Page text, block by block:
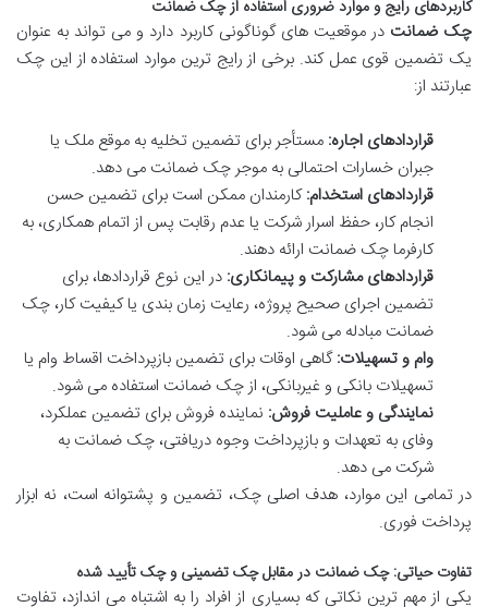
کاربردهای رایج و موارد ضروری استفاده از چک ضمانت
چک ضمانت در موقعیت های گوناگونی کاربرد دارد و می تواند به عنوان
یک تضمین قوی عمل کند. برخی از رایج ترین موارد استفاده از این چک
عبارتند از:
قراردادهای اجاره: مستأجر برای تضمین تخلیه به موقع ملک یا
جبران خسارات احتمالی به موجر چک ضمانت می دهد.
قراردادهای استخدام:کارمندان ممکن است برای تضمین حسن
انجام کار، حفظ اسرار شرکت یا عدم رقابت پس از اتمام همکاری، به
کارفرما چک ضمانت ارائه دهند.
قراردادهای مشارکت و پیمانکاری: در این نوع قراردادها، برای
تضمین اجرای صحیح پروژه، رعایت زمان بندی یا کیفیت کار، چک
ضمانت مبادله می شود.
وام و تسهیلات:گاهی اوقات برای تضمین بازپرداخت اقساط وام یا
تسهیلات بانکی و غیربانکی، از چک ضمانت استفاده می شود.
نمایندگی و عاملیت فروش: نماینده فروش برای تضمین عملکرد،
وفای به تعهدات و بازپرداخت وجوه دریافتی، چک ضمانت به
شرکت می دهد.
در تمامی این موارد، هدف اصلی چک، تضمین و پشتوانه است، نه ابزار
پرداخت فوری.
تفاوت حیاتی: چک ضمانت در مقابل چک تضمینی و چک تأیید شده
یکی از مهم ترین نکاتی که بسیاری از افراد را به اشتباه می اندازد، تفاوت